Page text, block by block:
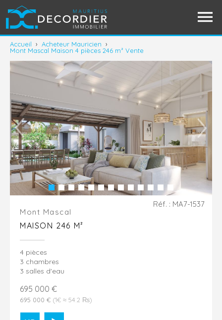
Accueil › Acheteur Mauricien ›
Mont Mascal Maison 4 pièces 246 m² Vente
Mont Mascal
MAISON 246 M²
4 pièces
3 chambres
3 salles d'eau
695 000 €
695 000 € (1€ ≈ 54.2 ₨)
Réf. : MA7-1537